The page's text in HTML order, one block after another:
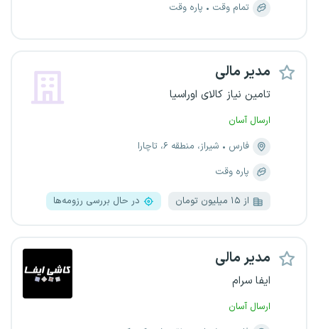
تمام وقت
پاره وقت
مدیر مالی
تامین نیاز کالای اوراسیا
ارسال آسان
فارس
شیراز، منطقه ۶، تاچارا
پاره وقت
از ۱۵ میلیون تومان در حال بررسی رزومه‌ها
مدیر مالی
ایفا سرام
ارسال آسان